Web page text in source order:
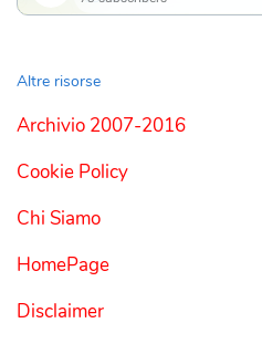
Altre risorse
Archivio 2007-2016
Cookie Policy
Chi Siamo
HomePage
Disclaimer